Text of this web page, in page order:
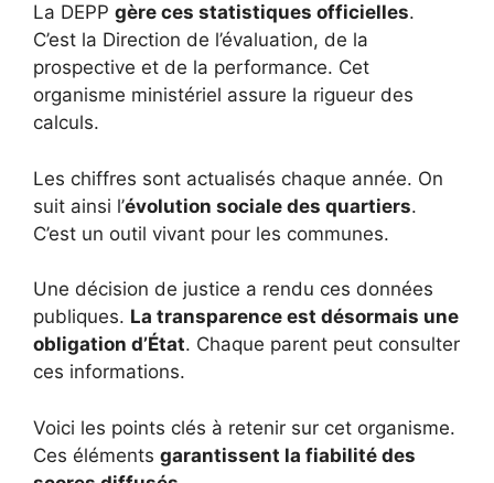
La DEPP gère ces statistiques officielles.
C’est la Direction de l’évaluation, de la
prospective et de la performance. Cet
organisme ministériel assure la rigueur des
calculs.
Les chiffres sont actualisés chaque année. On
suit ainsi l’évolution sociale des quartiers.
C’est un outil vivant pour les communes.
Une décision de justice a rendu ces données
publiques. La transparence est désormais une
obligation d’État. Chaque parent peut consulter
ces informations.
Voici les points clés à retenir sur cet organisme.
Ces éléments garantissent la fiabilité des